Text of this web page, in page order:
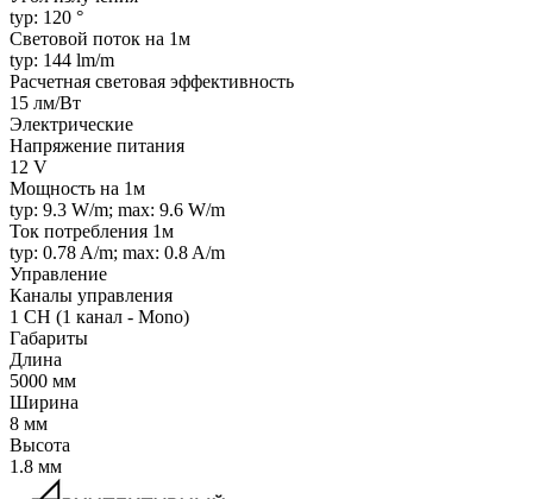
typ: 120 °
Световой поток на 1м
typ: 144 lm/m
Расчетная световая эффективность
15 лм/Вт
Электрические
Напряжение питания
12 V
Мощность на 1м
typ: 9.3 W/m; max: 9.6 W/m
Ток потребления 1м
typ: 0.78 A/m; max: 0.8 A/m
Управление
Каналы управления
1 CH (1 канал - Mono)
Габариты
Длина
5000 мм
Ширина
8 мм
Высота
1.8 мм